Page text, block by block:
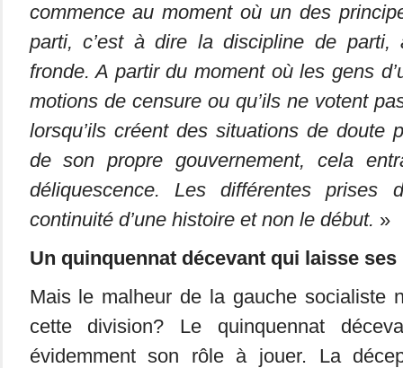
commence au moment où un des
parti, c’est à dire la discipline de
fronde. A partir du moment où les gens
motions de censure ou qu’ils ne votent
lorsqu’ils créent des situations de doute
de son propre gouvernement, cela
déliquescence. Les différentes prises
continuité d’une histoire et non le début. »
Un quinquennat décevant qui laisse ses
Mais le malheur de la gauche socialiste
cette division? Le quinquennat
évidemment son rôle à jouer. La